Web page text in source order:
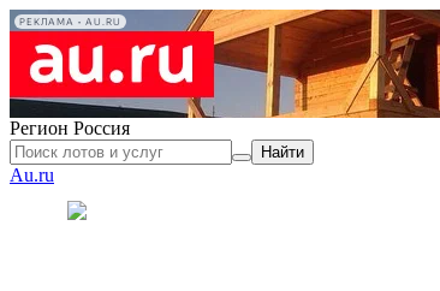
РЕКЛАМА • AU.RU
Регион Россия
Найти
Au.ru